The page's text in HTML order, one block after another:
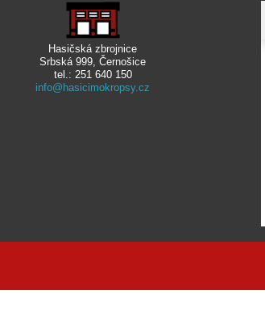
Hasičská zbrojnice
Srbská 999, Černošice
tel.: 251 640 150
info@hasicimokropsy.cz